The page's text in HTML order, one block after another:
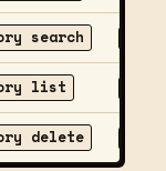
search
list
delete